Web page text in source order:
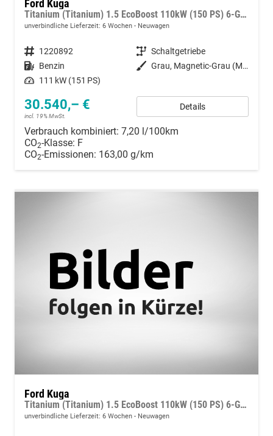
Ford Kuga
Titanium (Titanium) 1.5 EcoBoost 110kW (150 PS) 6-Gang Schaltgetriebe
unverbindliche Lieferzeit: 6 Wochen Neuwagen
Fahrzeugnummer 1220892 Getriebe Schaltgetriebe
Kraftstoff Benzin Außenfarbe
Grau, Magnetic-Grau (Metallic) (PN4DQ0)
Leistung 111 kW (151 PS)
30.540,– €
incl. 19% MwSt.
Details
Verbrauch kombiniert: 7,20 l/100km
CO2-Klasse: F
CO2-Emissionen: 163,00 g/km
Ford Kuga
Titanium (Titanium) 1.5 EcoBoost 110kW (150 PS) 6-Gang Schaltgetriebe
unverbindliche Lieferzeit: 6 Wochen Neuwagen